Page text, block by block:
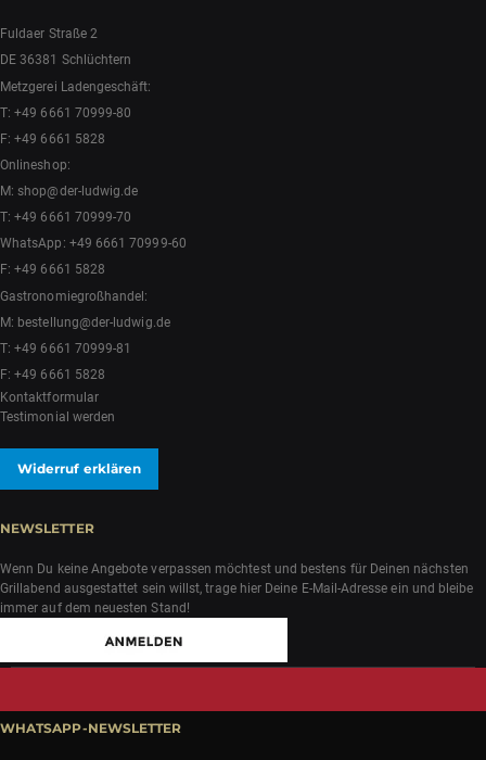
Fuldaer Straße 2
DE 36381 Schlüchtern
Metzgerei Ladengeschäft:
T:+49 6661 70999-80
F: +49 6661 5828
Onlineshop:
M:shop@der-ludwig.de
T:+49 6661 70999-70
WhatsApp: +49 6661 70999-60
F: +49 6661 5828
Gastronomiegroßhandel:
M: bestellung@der-ludwig.de
T:+49 6661 70999-81
F: +49 6661 5828
Kontaktformular
Testimonial werden
Widerruf erklären
NEWSLETTER
Wenn Du keine Angebote verpassen möchtest und bestens für Deinen nächsten
Grillabend ausgestattet sein willst, trage hier Deine E-Mail-Adresse ein und bleibe
immer auf dem neuesten Stand!
WHATSAPP-NEWSLETTER